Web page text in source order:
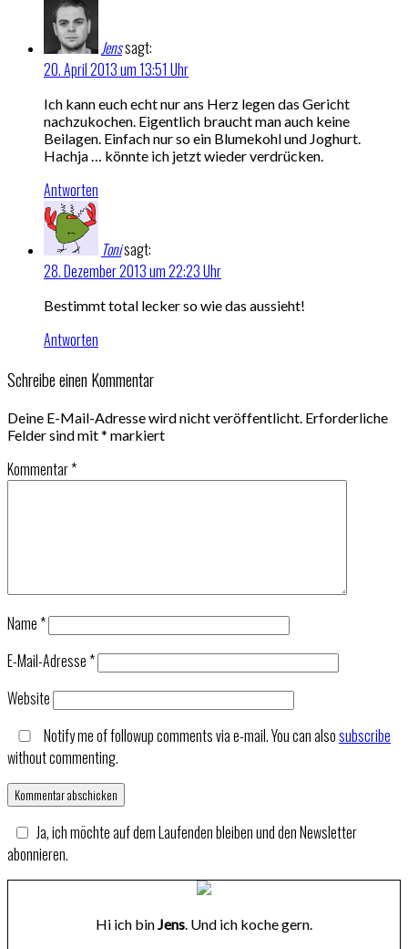
Jenssagt:
20. April 2013 um 13:51 Uhr
Ich kann euch echt nur ans Herz legen das Gericht
nachzukochen. Eigentlich braucht man auch keine
Beilagen. Einfach nur so ein Blumekohl und Joghurt.
Hachja … könnte ich jetzt wieder verdrücken.
Antworten
Tonisagt:
28. Dezember 2013 um 22:23 Uhr
Bestimmt total lecker so wie das aussieht!
Antworten
Schreibe einen Kommentar
Deine E-Mail-Adresse wird nicht veröffentlicht. Erforderliche
Felder sind mit* markiert
Kommentar*
Name*
E-Mail-Adresse*
Website
Notify me of followup comments via e-mail. You can alsosubscribe
without commenting.
Ja, ich möchte auf dem Laufenden bleiben und den Newsletter
abonnieren.
Hi ich binJens. Und ich koche gern.